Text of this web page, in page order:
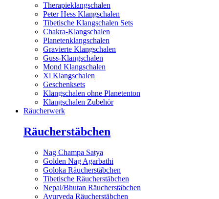
Therapieklangschalen
Peter Hess Klangschalen
Tibetische Klangschalen Sets
Chakra-Klangschalen
Planetenklangschalen
Gravierte Klangschalen
Guss-Klangschalen
Mond Klangschalen
Xl Klangschalen
Geschenksets
Klangschalen ohne Planetenton
Klangschalen Zubehör
Räucherwerk
Räucherstäbchen
Nag Champa Satya
Golden Nag Agarbathi
Goloka Räucherstäbchen
Tibetische Räucherstäbchen
Nepal/Bhutan Räucherstäbchen
Ayurveda Räucherstäbchen